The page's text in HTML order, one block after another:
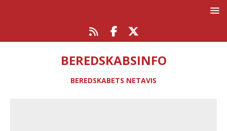
BEREDSKABSINFO
BEREDSKABETS NETAVIS